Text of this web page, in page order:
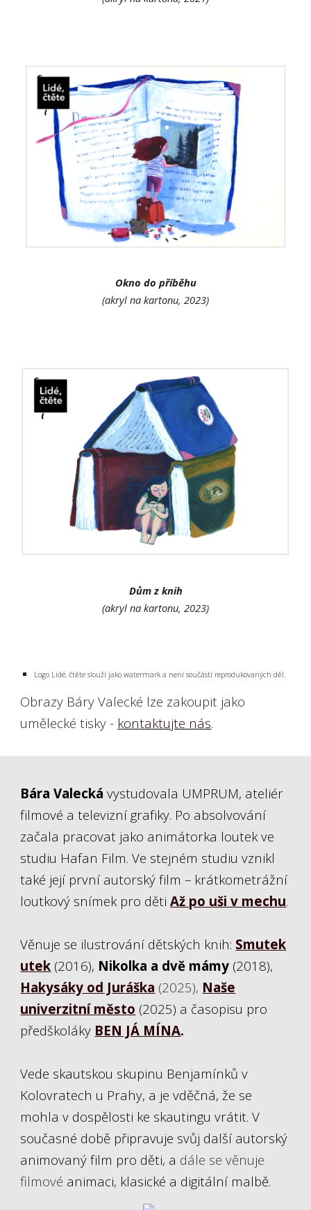
Okno do příběhu
(akryl na kartonu, 2023)
Dům z knih
(akryl na kartonu, 2023)
Logo Lidé, čtěte slouží jako watermark a není součástí reprodukovaných děl.
Obrazy Báry Valecké lze zakoupit jako
umělecké tisky- kontaktujte nás.
Bára Valecká vystudovala UMPRUM, ateliér
filmové a televizní grafiky. Po absolvování
začala pracovat jako animátorka loutek ve
studiu Hafan Film. Ve stejném studiu vznikl
také její první autorský film – krátkometrážní
loutkový snímek pro dětiAž po uši v mechu.
Věnuje se ilustrování dětských knih: Smutek
utek (2016), Nikolka a dvě mámy (2018),
Hakysáky od Juráška (2025), Naše
univerzitní město (2025) a časopisu pro
předškoláky BEN JÁ MÍNA.
Vede skautskou skupinu Benjamínků v
Kolovratech u Prahy, a je vděčná, že se
mohla v dospělosti ke skautingu vrátit. V
současné době připravuje svůj další autorský
animovaný film pro děti, a dále se věnuje
filmové animaci, klasické a digitální malbě.